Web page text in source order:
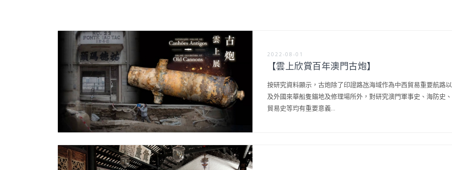
2022-08-01
【雲上欣賞百年澳門古炮】
按研究資料顯示，古炮除了印證路氹海域作為中西貿易重要航路以
及外國來華船隻錨地及修理場所外，對研究澳門軍事史、海防史、
貿易史等均有重要意義...